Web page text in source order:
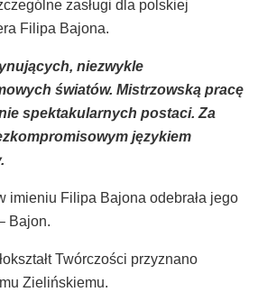
zasługi dla polskiej
Filipa Bajona.
niezwykle
światów. Mistrzowską pracę
spektakularnych postaci. Za
językiem
imieniu Filipa Bajona odebrała jego
Bajon.
Twórczości przyznano
Zielińskiemu.